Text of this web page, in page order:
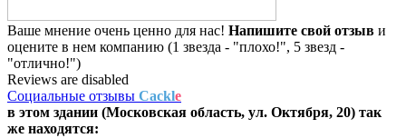
Ваше мнение очень ценно для нас! Напишите свой отзыв и
оцените в нем компанию (1 звезда - "плохо!", 5 звезд -
"отлично!")
Reviews are disabled
Социальные отзывы Cackle
в этом здании (Московская область, ул. Октября, 20) так
же находятся: